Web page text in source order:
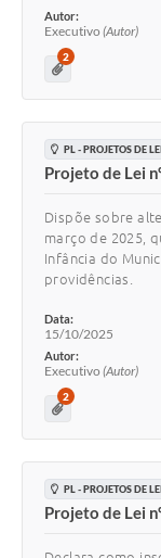
Autor:
Executivo (Autor)
2
PL - PROJETOS DE
Projeto de Lei
Dispõe sobre
março de 2025,
Infância do
providências.
Data:
15/10/2025
Autor:
Executivo (Autor)
2
PL - PROJETOS DE
Projeto de Lei